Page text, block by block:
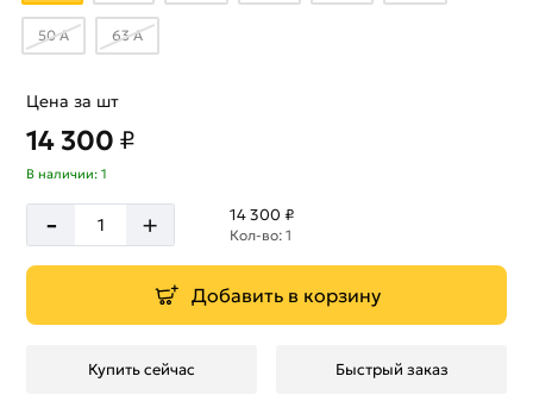
50 А 63 А
Цена за шт
14 300 ₽
В наличии: 1
- + 14 300 ₽
Кол-во: 1
Добавить в корзину
Купить сейчас Быстрый заказ